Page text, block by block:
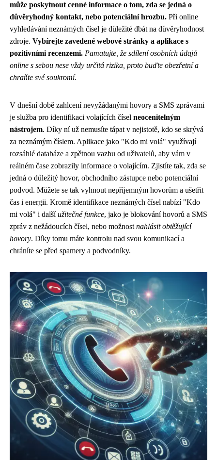
může poskytnout cenné informace o tom, zda se jedná o
důvěryhodný kontakt, nebo potenciální hrozbu. Při online
vyhledávání neznámých čísel je důležité dbát na důvěryhodnost
zdroje. Vybírejte zavedené webové stránky a aplikace s
pozitivními recenzemi. Pamatujte, že sdílení osobních údajů
online s sebou nese vždy určitá rizika, proto buďte obezřetní a
chraňte své soukromí.
V dnešní době zahlcení nevyžádanými hovory a SMS zprávami
je služba pro identifikaci volajících čísel neocenitelným
nástrojem. Díky ní už nemusíte tápat v nejistotě, kdo se skrývá
za neznámým číslem. Aplikace jako "Kdo mi volá" využívají
rozsáhlé databáze a zpětnou vazbu od uživatelů, aby vám v
reálném čase zobrazily informace o volajícím. Zjistíte tak, zda se
jedná o důležitý hovor, obchodního zástupce nebo potenciální
podvod. Můžete se tak vyhnout nepříjemným hovorům a ušetřit
čas i energii. Kromě identifikace neznámých čísel nabízí "Kdo
mi volá" i dalšíužitečné funkce, jako je blokování hovorů a SMS
zpráv z nežádoucích čísel, nebo možnost nahlásit obtěžující
hovory. Díky tomu máte kontrolu nad svou komunikací a
chráníte se před spamery a podvodníky.